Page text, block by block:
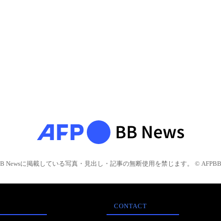
Newsに掲載している写真・見出し・記事の無断使用を禁じます。 © AFPBB
CONTACT